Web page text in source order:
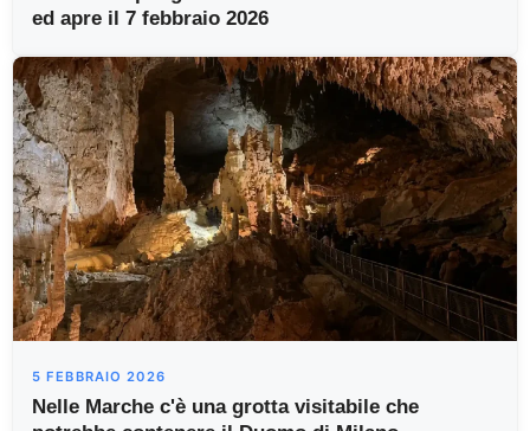
ed apre il 7 febbraio 2026
5 FEBBRAIO 2026
Nelle Marche c'è una grotta visitabile che